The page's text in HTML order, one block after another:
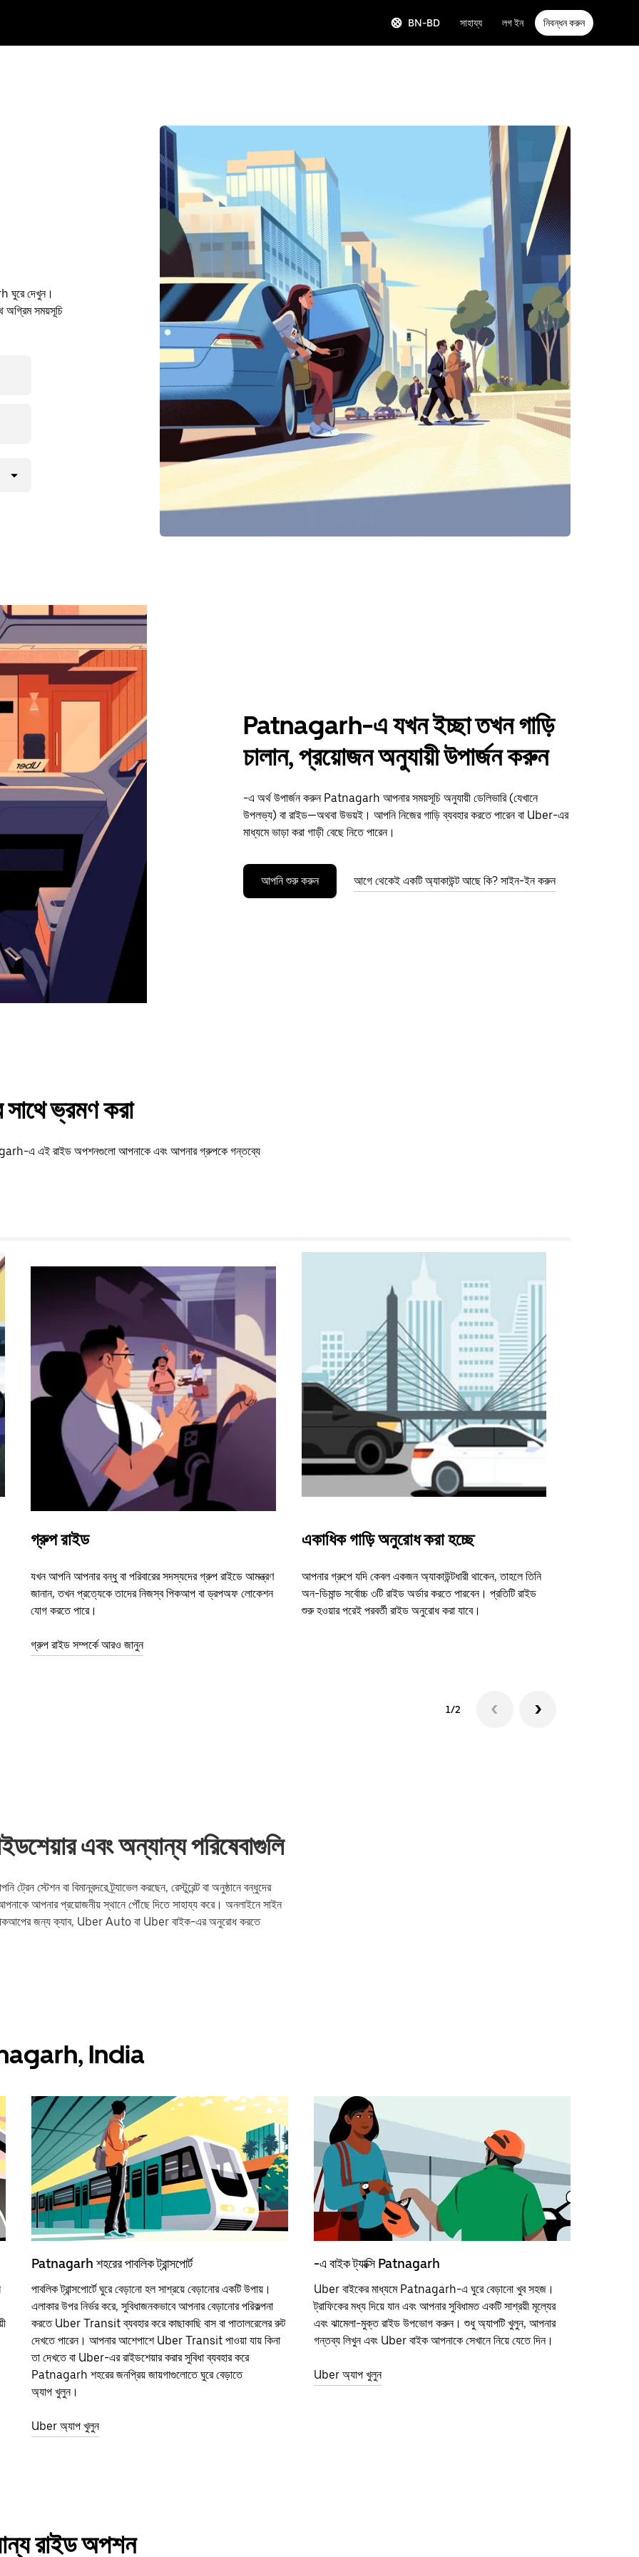
BN-BD সাহায্য লগ ইন নিবন্ধন করুন
ঘুরে দেখুন।
সময়সূচি
Patnagarh-এ যখন ইচ্ছা তখন গাড়ি
চালান, প্রয়োজন অনুযায়ী উপার্জন করুন
-এ অর্থ উপার্জন করুন Patnagarh আপনার সময়সূচি অনুযায়ী ডেলিভারি (যেখানে
উপলভ্য) বা রাইড—অথবা উভয়ই। আপনি নিজের গাড়ি ব্যবহার করতে পারেন বা Uber-এর
মাধ্যমে ভাড়া করা গাড়ী বেছে নিতে পারেন।
আপনি শুরু করুন আগে থেকেই একটি অ্যাকাউন্ট আছে কি? সাইন-ইন করুন
ভ্রমণ করা
এ এই রাইড অপশনগুলো আপনাকে এবং আপনার গ্রুপকে গন্তব্যে
গ্রুপ রাইড
যখন আপনি আপনার বন্ধু বা পরিবারের সদস্যদের গ্রুপ রাইডে আমন্ত্রণ
জানান, তখন প্রত্যেকে তাদের নিজস্ব পিকআপ বা ড্রপঅফ লোকেশন
যোগ করতে পারে।
গ্রুপ রাইড সম্পর্কে আরও জানুন
একাধিক গাড়ি অনুরোধ করা হচ্ছে
আপনার গ্রুপে যদি কেবল একজন অ্যাকাউন্টধারী থাকেন, তাহলে তিনি
অন-ডিমান্ড সর্বোচ্চ ৩টি রাইড অর্ডার করতে পারবেন। প্রতিটি রাইড
শুরু হওয়ার পরেই পরবর্তী রাইড অনুরোধ করা যাবে।
1/2
এবং অন্যান্য পরিষেবাগুলি
বা বিমানবন্দরে ট্র্যাভেল করছেন, রেস্টুরেন্ট বা অনুষ্ঠানে বন্ধুদের
আপনার প্রয়োজনীয় স্থানে পৌঁছে দিতে সাহায্য করে। অনলাইনে সাইন
জন্য ক্যাব, Uber Auto বা Uber বাইক-এর অনুরোধ করতে
India
Patnagarh শহরের পাবলিক ট্রান্সপোর্ট
পাবলিক ট্রান্সপোর্টে ঘুরে বেড়ানো হল সাশ্রয়ে বেড়ানোর একটি উপায়।
এলাকার উপর নির্ভর করে, সুবিধাজনকভাবে আপনার বেড়ানোর পরিকল্পনা
করতে Uber Transit ব্যবহার করে কাছাকাছি বাস বা পাতালরেলের রুট
দেখতে পারেন। আপনার আশেপাশে Uber Transit পাওয়া যায় কিনা
তা দেখতে বা Uber-এর রাইডশেয়ার করার সুবিধা ব্যবহার করে
Patnagarh শহরের জনপ্রিয় জায়গাগুলোতে ঘুরে বেড়াতে
অ্যাপ খুলুন।
Uber অ্যাপ খুলুন
-এ বাইক ট্যাক্সি Patnagarh
Uber বাইকের মাধ্যমে Patnagarh-এ ঘুরে বেড়ানো খুব সহজ।
ট্রাফিকের মধ্য দিয়ে যান এবং আপনার সুবিধামত একটি সাশ্রয়ী মূল্যের
এবং ঝামেলা-মুক্ত রাইড উপভোগ করুন। শুধু অ্যাপটি খুলুন, আপনার
গন্তব্য লিখুন এবং Uber বাইক আপনাকে সেখানে নিয়ে যেতে দিন।
Uber অ্যাপ খুলুন
রাইড অপশন